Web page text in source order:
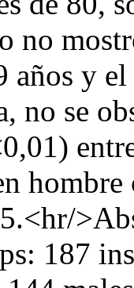
no
años y
no se
187